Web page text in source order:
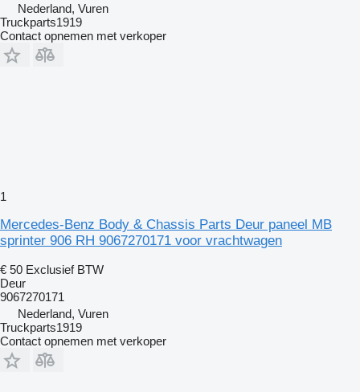
Nederland, Vuren
Truckparts1919
Contact opnemen met verkoper
1
Mercedes-Benz Body & Chassis Parts Deur paneel MB
sprinter 906 RH 9067270171 voor vrachtwagen
€ 50 Exclusief BTW
Deur
9067270171
Nederland, Vuren
Truckparts1919
Contact opnemen met verkoper